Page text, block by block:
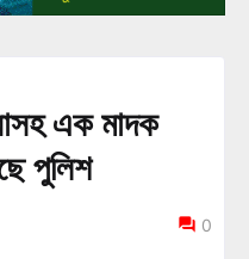
এক মাদক
পুলিশ
0